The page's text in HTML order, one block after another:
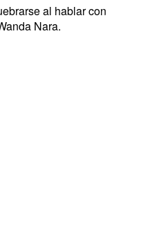
al hablar con
Nara.